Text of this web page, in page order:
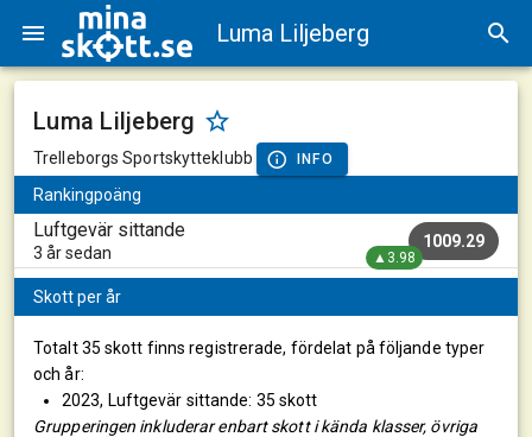
Luma Liljeberg
Luma Liljeberg
Trelleborgs Sportskytteklubb INFO
Rankingpoäng
Luftgevär sittande
3 år sedan
1009.29
▲3.98
Skott per år
Totalt 35 skott finns registrerade, fördelat på följande typer
och år:
2023, Luftgevär sittande: 35 skott
Grupperingen inkluderar enbart skott i kända klasser, övriga